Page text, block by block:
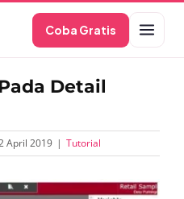
Coba Gratis
Detail
April 2019 | Tutorial